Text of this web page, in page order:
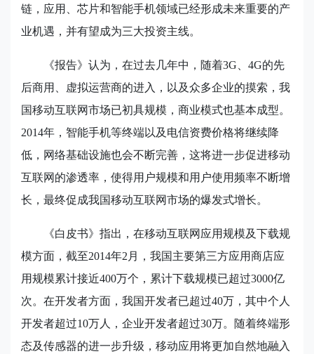
链，应用、芯片和智能手机领域已经形成未来重要的产
业机遇，并有望成为三大投资主线。
《报告》认为，在过去几年中，随着3G 4G的先
后商用、虚拟运营商的进入，以及众多企业的摸索，我
国移动互联网市场已初具规模，商业模式也基本成型。
2014年，智能手机等终端以及电信资费价格将继续降
低，网络基础设施也会不断完善，这将进一步促进移动
互联网的渗透率，使得用户规模和用户使用频率不断增
长，最终促成我国移动互联网市场的爆发式增长。
《白皮书》指出，在移动互联网应用规模及下载规
模方面，截至2014年2 月，我国主要第三方应用商店应
用规模累计接近400万个，累计下载规模已超过3000亿
次。在开发者方面，我国开发者已超过40万，其中个人
开发者超过10万人，企业开发者超过30万。随着终端形
态及传感器的进一步升级，移动应用将更加自然地融入